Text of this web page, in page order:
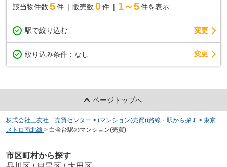
該当物件数 5件 販売数 0 件 1～5 件を表示
駅で絞り込む 変更
絞り込み条件： なし 変更
ページトップへ
株式会社三友社 売買センター > (マンション(売買))路線・駅から探す > 東京
メトロ南北線 > 白金台駅のマンション(売買)
市区町村から探す